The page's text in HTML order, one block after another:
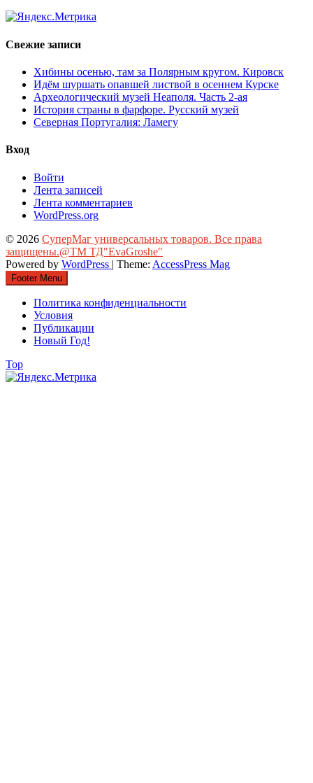
Свежие записи
Хибины осенью, там за Полярным кругом. Кировск
Идём шуршать опавшей листвой в осеннем Курске
Археологический музей Неаполя. Часть 2-ая
История страны в фарфоре. Русский музей
Северная Португалия: Ламегу
Вход
Войти
Лента записей
Лента комментариев
WordPress.org
© 2026 СуперМаг универсальных товаров. Все права
защищены.@ТМ ТД"EvaGroshe"
Powered by WordPress | Theme: AccessPress Mag
Footer Menu
Политика конфиденциальности
Условия
Публикации
Новый Год!
Top